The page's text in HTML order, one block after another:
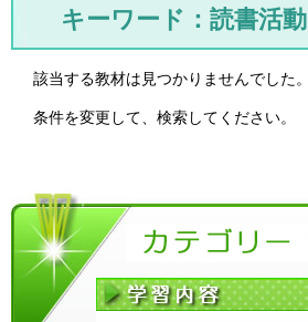
キーワード：読書活動
該当する教材は見つかりませんでした。
条件を変更して、検索してください。